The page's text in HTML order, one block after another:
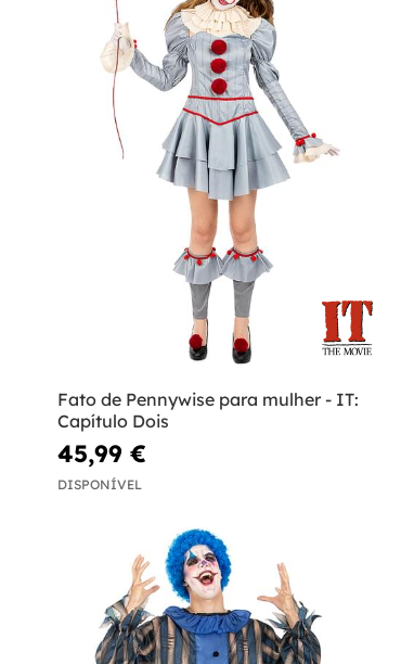
Fato de Pennywise para mulher - IT:
Capítulo Dois
45,99 €
DISPONÍVEL